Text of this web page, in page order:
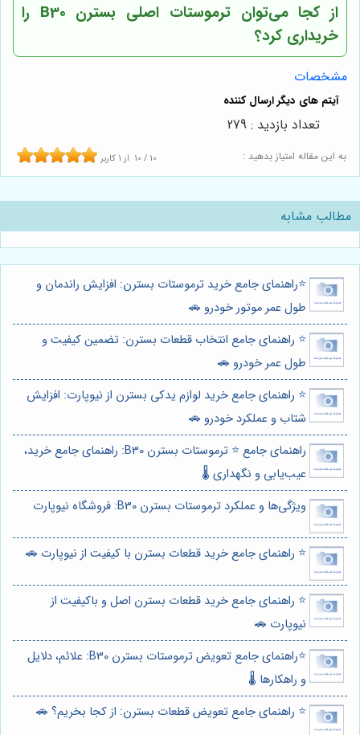
از کجا می‌توان ترموستات اصلی بسترن B30 را
خریداری کرد؟
مشخصات
به این مقاله امتیاز بدهید : 10 / 10 از 1 کاربر
تعداد بازدید : 279
مطالب مشابه
⭐️راهنمای جامع خرید ترموستات بسترن: افزایش راندمان و
طول عمر موتور خودرو 🚗
⭐️ راهنمای جامع انتخاب قطعات بسترن: تضمین کیفیت و
طول عمر خودرو 🚗
⭐️ راهنمای جامع خرید لوازم یدکی بسترن از نیوپارت: افزایش
شتاب و عملکرد خودرو 🚗
راهنمای جامع ⭐️ ترموستات بسترن B30: راهنمای جامع خرید،
عیب‌یابی و نگهداری 🌡️
ویژگی‌ها و عملکرد ترموستات بسترن B30: فروشگاه نیوپارت
⭐️ راهنمای جامع خرید قطعات بسترن با کیفیت از نیوپارت 🚗
⭐️ راهنمای جامع خرید قطعات بسترن اصل و باکیفیت از
نیوپارت 🚗
⭐️راهنمای جامع تعویض ترموستات بسترن B30: علائم، دلایل
و راهکارها 🌡️
⭐️ راهنمای جامع تعویض قطعات بسترن: از کجا بخریم؟ 🚗